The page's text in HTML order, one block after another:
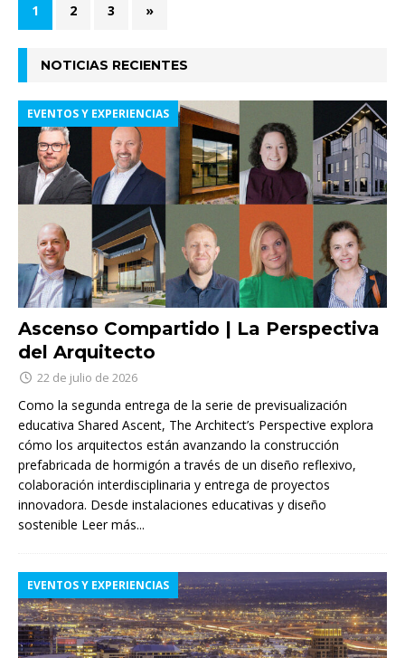
1 2 3 »
NOTICIAS RECIENTES
Ascenso Compartido | La Perspectiva
del Arquitecto
EVENTOS Y EXPERIENCIAS
22 de julio de 2026
Como la segunda entrega de la serie de previsualización
educativa Shared Ascent, The Architect’s Perspective explora
cómo los arquitectos están avanzando la construcción
prefabricada de hormigón a través de un diseño reflexivo,
colaboración interdisciplinaria y entrega de proyectos
innovadora. Desde instalaciones educativas y diseño
sostenible Leer más...
EVENTOS Y EXPERIENCIAS